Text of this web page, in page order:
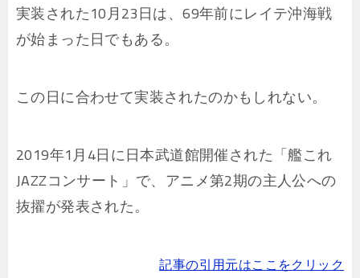
実装された10月23日は、69年前にレイテ沖海戦
が始まった日でもある。
この日に合わせて実装されたのかもしれない。
2019年1月4日に日本武道館開催された「艦これ
JAZZコンサート」で、アニメ第2期の主人公への
抜擢が発表された。
記事の引用元はここをクリック